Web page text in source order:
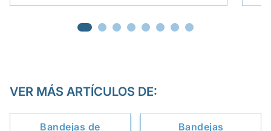
VER MÁS ARTÍCULOS DE:
Bandejas de
Bandejas